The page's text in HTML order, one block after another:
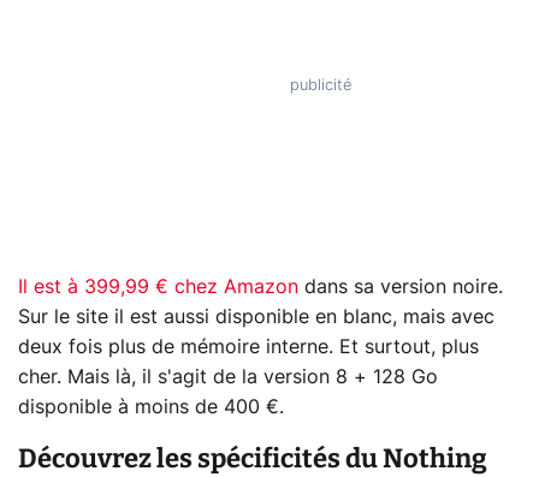
Il est à 399,99 € chez Amazon dans sa version noire.
Sur le site il est aussi disponible en blanc, mais avec
deux fois plus de mémoire interne. Et surtout, plus
cher. Mais là, il s'agit de la version 8 + 128 Go
disponible à moins de 400 €.
Découvrez les spécificités du Nothing